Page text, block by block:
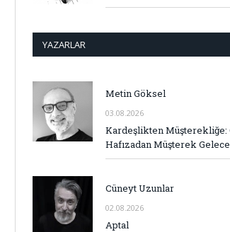
YAZARLAR
Metin Göksel
03.08.2026
Kardeşlikten Müşterekliğe:
Hafızadan Müşterek
Cüneyt Uzunlar
02.08.2026
Aptal